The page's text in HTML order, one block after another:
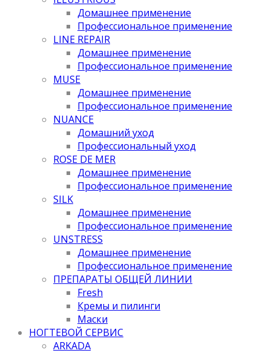
Домашнее применение
Профессиональное применение
LINE REPAIR
Домашнее применение
Профессиональное применение
MUSE
Домашнее применение
Профессиональное применение
NUANCE
Домашний уход
Профессиональный уход
ROSE DE MER
Домашнее применение
Профессиональное применение
SILK
Домашнее применение
Профессиональное применение
UNSTRESS
Домашнее применение
Профессиональное применение
ПРЕПАРАТЫ ОБЩЕЙ ЛИНИИ
Fresh
Кремы и пилинги
Маски
НОГТЕВОЙ СЕРВИС
ARKADA